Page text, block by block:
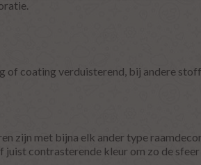
of coating verduisterend, bij andere
zijn met bijna elk ander type
contrasterende kleur om zo de sfeer